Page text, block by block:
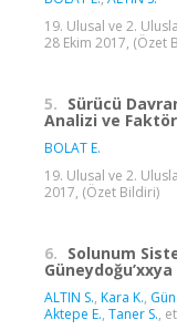
19. Ulusal ve 2.
28 Ekim 2017, (Özet
5. Sürücü
Analizi ve Faktör
BOLAT E.
19. Ulusal ve 2.
2017, (Özet Bildiri)
6. Solunum
Güneydoğu’xxya
ALTIN S., Kara K.,
Aktepe E., Taner S.,